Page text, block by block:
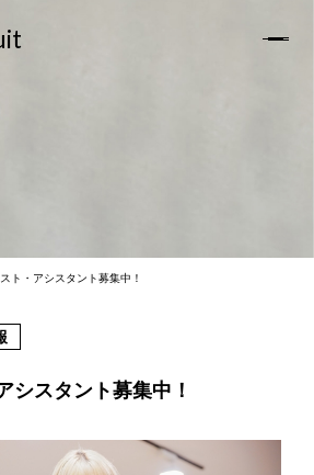
ト・アシスタント募集中！
シスタント募集中！